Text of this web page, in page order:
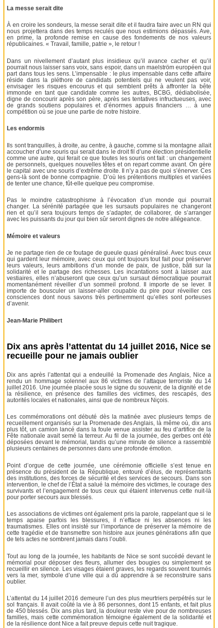
La messe serait dite
À en croire les sondeurs, la messe serait dite et il faudra faire avec un RN qui
nous projettera dans des temps reculés que nous estimions dépassés. Ave,
en prime, la profonde remise en cause des fondements de nos valeurs
républicaines. « Travail, famille, patrie », le retour !
Dans un nivellement d’autant plus insidieux qu’il avance cacher et qu’il
pourrait nous laisser sans voix, sans espoir, dans un maelström européen qui
part dans tous les sens. L’impensable : le plus impensable dans cette affaire
réside dans la pléthore de candidats potentiels qui ne veulent pas voir,
envisager les risques encourus et qui semblent prêts à affronter la bête
immonde en tant que candidate comme les autres, BCBG, dédiabolisée,
digne de concourir après son père, après ses tentatives infructueuses, avec
de grands soutiens populaires et d’énormes appuis financiers … à une
compétition où se joue une partie de notre histoire.
Les endormis
Ils sont tranquilles, à droite, au centre, à gauche, comme si la montagne allait
accoucher d’une souris qui serait dans le droit fil d’une élection présidentielle
comme une autre, qui ferait ce que toutes les souris ont fait : un changement
de personnels, quelques nouvelles têtes et on repart comme avant. On gère
le capital avec une souris d’extrême droite. Il n’y a pas de quoi s’énerver. Ces
gens-là sont de bonne compagnie. D’où les prétentions multiples et variées
de tenter une chance, fût-elle quelque peu compromise.
Pas le moindre catastrophisme à l’évocation d’un monde qui pourrait
changer. La sérénité partagée que les sursauts populaires ne changeront
rien et qu’il sera toujours temps de s’adapter, de collaborer, de s’arranger
avec les puissants du jour qui bien sûr seront dignes de notre allégeance.
Mémoire et valeurs
Je ne partage rien de ce foutage de gueule quasi généralisé. Avec tous ceux
qui gardent leur mémoire, avec ceux qui ont toujours tout fait pour préserver
leurs valeurs, leurs ambitions d’un monde de paix, de justice, bâti sur la
solidarité et le partage des richesses. Les incantations sont à laisser aux
vestiaires, elles n’abuseront que ceux qu’un sursaut démocratique pourrait
momentanément réveiller d’un sommeil profond. Il importe de se lever. Il
importe de bousculer un laisser-aller coupable du pire pour réveiller ces
consciences dont nous savons très pertinemment qu’elles sont porteuses
d’avenir.
Jean-Marie Philibert
Dix ans après l’attentat du 14 juillet 2016, Nice se
recueille pour ne jamais oublier
Dix ans après l’attentat qui a endeuillé la Promenade des Anglais, Nice a
rendu un hommage solennel aux 86 victimes de l’attaque terroriste du 14
juillet 2016. Une journée placée sous le signe du souvenir, de la dignité et de
la résilience, en présence des familles des victimes, des rescapés, des
autorités locales et nationales, ainsi que de nombreux Niçois.
Les commémorations ont débuté dès la matinée avec plusieurs temps de
recueillement organisés sur la Promenade des Anglais, là même où, dix ans
plus tôt, un camion lancé dans la foule venue assister au feu d’artifice de la
Fête nationale avait semé la terreur. Au fil de la journée, des gerbes ont été
déposées devant le mémorial, tandis qu’une minute de silence a rassemblé
plusieurs centaines de personnes dans une profonde émotion.
Point d’orgue de cette journée, une cérémonie officielle s’est tenue en
présence du président de la République, entouré d’élus, de représentants
des institutions, des forces de sécurité et des services de secours. Dans son
intervention, le chef de l’État a salué la mémoire des victimes, le courage des
survivants et l’engagement de tous ceux qui étaient intervenus cette nuit-là
pour porter secours aux blessés.
Les associations de victimes ont également pris la parole, rappelant que si le
temps apaise parfois les blessures, il n’efface ni les absences ni les
traumatismes. Elles ont insisté sur l’importance de préserver la mémoire de
cette tragédie et de transmettre son histoire aux jeunes générations afin que
de tels actes ne sombrent jamais dans l’oubli.
Tout au long de la journée, les habitants de Nice se sont succédé devant le
mémorial pour déposer des fleurs, allumer des bougies ou simplement se
recueillir en silence. Les visages étaient graves, les regards souvent tournés
vers la mer, symbole d’une ville qui a dû apprendre à se reconstruire sans
oublier.
L’attentat du 14 juillet 2016 demeure l’un des plus meurtriers perpétrés sur le
sol français. Il avait coûté la vie à 86 personnes, dont 15 enfants, et fait plus
de 450 blessés. Dix ans plus tard, la douleur reste vive pour de nombreuses
familles, mais cette commémoration témoigne également de la solidarité et
de la résilience dont Nice a fait preuve depuis cette nuit tragique.